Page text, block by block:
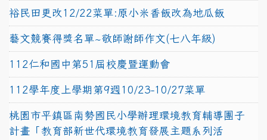
裕民田更改12/22菜單:原小米香飯改為地瓜飯
藝文競賽得獎名單~敬師謝師作文(七八年級)
112仁和國中第51屆校慶暨運動會
112學年度上學期第9週10/23-10/27菜單
桃園市平鎮區南勢國民小學辦理環境教育輔導團子
計畫「教育部新世代環境教育發展主題系列活